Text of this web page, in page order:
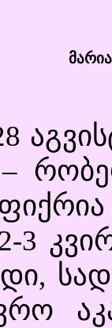
–
3